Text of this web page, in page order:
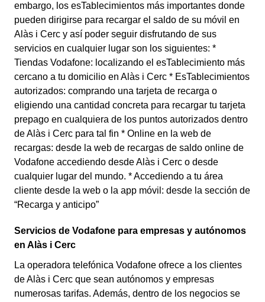
embargo, los esTablecimientos más importantes donde
pueden dirigirse para recargar el saldo de su móvil en
Alàs i Cerc y así poder seguir disfrutando de sus
servicios en cualquier lugar son los siguientes: *
Tiendas Vodafone: localizando el esTablecimiento más
cercano a tu domicilio en Alàs i Cerc * EsTablecimientos
autorizados: comprando una tarjeta de recarga o
eligiendo una cantidad concreta para recargar tu tarjeta
prepago en cualquiera de los puntos autorizados dentro
de Alàs i Cerc para tal fin * Online en la web de
recargas: desde la web de recargas de saldo online de
Vodafone accediendo desde Alàs i Cerc o desde
cualquier lugar del mundo. * Accediendo a tu área
cliente desde la web o la app móvil: desde la sección de
“Recarga y anticipo”
Servicios de Vodafone para empresas y autónomos
en Alàs i Cerc
La operadora telefónica Vodafone ofrece a los clientes
de Alàs i Cerc que sean autónomos y empresas
numerosas tarifas. Además, dentro de los negocios se